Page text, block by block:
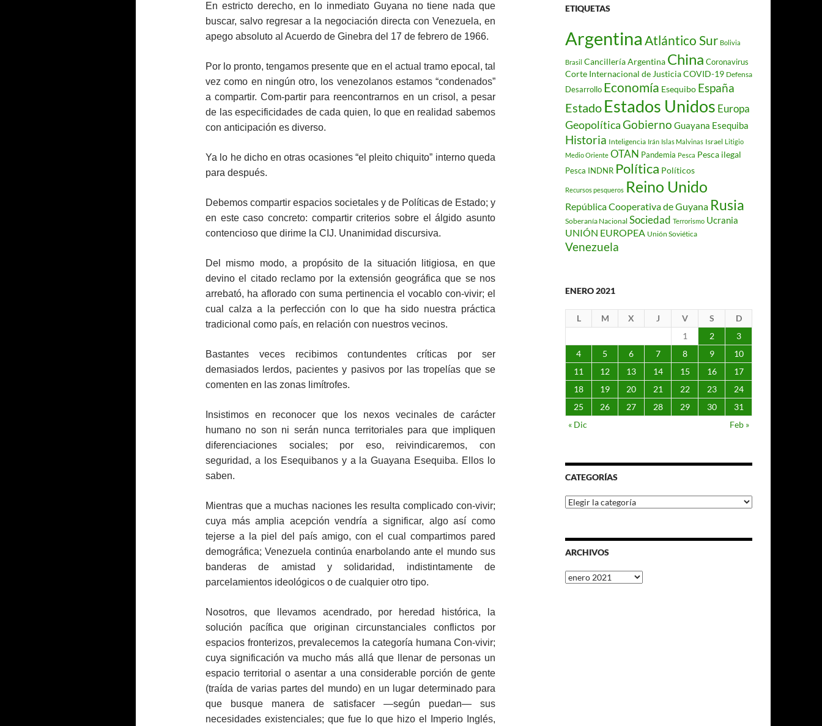
En estricto derecho, en lo inmediato Guyana no tiene nada que
buscar, salvo regresar a la negociación directa con Venezuela, en
apego absoluto al Acuerdo de Ginebra del 17 de febrero de 1966.
Por lo pronto, tengamos presente que en el actual tramo epocal, tal
vez como en ningún otro, los venezolanos estamos “condenados”
a compartir. Com-partir para reencontrarnos en un crisol, a pesar
de las especificidades de cada quien, lo que en realidad sabemos
con anticipación es diverso.
Ya lo he dicho en otras ocasiones “el pleito chiquito” interno queda
para después.
Debemos compartir espacios societales y de Políticas de Estado; y
en este caso concreto: compartir criterios sobre el álgido asunto
contencioso que dirime la CIJ. Unanimidad discursiva.
Del mismo modo, a propósito de la situación litigiosa, en que
devino el citado reclamo por la extensión geográfica que se nos
arrebató, ha aflorado con suma pertinencia el vocablo con-vivir; el
cual calza a la perfección con lo que ha sido nuestra práctica
tradicional como país, en relación con nuestros vecinos.
Bastantes veces recibimos contundentes críticas por ser
demasiados lerdos, pacientes y pasivos por las tropelías que se
comenten en las zonas limítrofes.
Insistimos en reconocer que los nexos vecinales de carácter
humano no son ni serán nunca territoriales para que impliquen
diferenciaciones sociales; por eso, reivindicaremos, con
seguridad, a los Esequibanos y a la Guayana Esequiba. Ellos lo
saben.
Mientras que a muchas naciones les resulta complicado con-vivir;
cuya más amplia acepción vendría a significar, algo así como
tejerse a la piel del país amigo, con el cual compartimos pared
demográfica; Venezuela continúa enarbolando ante el mundo sus
banderas de amistad y solidaridad, indistintamente de
parcelamientos ideológicos o de cualquier otro tipo.
Nosotros, que llevamos acendrado, por heredad histórica, la
solución pacífica que originan circunstanciales conflictos por
espacios fronterizos, prevalecemos la categoría humana Con-vivir;
cuya significación va mucho más allá que llenar de personas un
espacio territorial o asentar a una considerable porción de gente
(traída de varias partes del mundo) en un lugar determinado para
que busque manera de satisfacer —según puedan— sus
necesidades existenciales; que fue lo que hizo el Imperio Inglés,
ETIQUETAS
Argentina Atlántico Sur Bolivia
Brasil Cancillería Argentina China Coronavirus
Corte Internacional de JusticiaCOVID-19 Defensa
Desarrollo Economía Esequibo España
Estado Estados Unidos Europa
GeopolíticaGobierno Guayana Esequiba
Historia Inteligencia Irán Islas Malvinas Israel Litigio
Medio Oriente OTAN Pandemia Pesca Pesca ilegal
Pesca INDNR Política Políticos
Recursos pesqueros Reino Unido
República Cooperativa de Guyana Rusia
Soberanía Nacional Sociedad Terrorismo Ucrania
UNIÓN EUROPEA Unión Soviética
Venezuela
ENERO 2021
L M X J V S
D
1
2
3
4
5 6 7 8 9
10
11
12 13 14 15 16
17
18
19 20 21 22 23
24
25
26 27 28 29 30
31
« Dic
Feb »
CATEGORÍAS
Categorías
ARCHIVOS
Archivos